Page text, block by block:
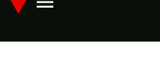
Skip
main